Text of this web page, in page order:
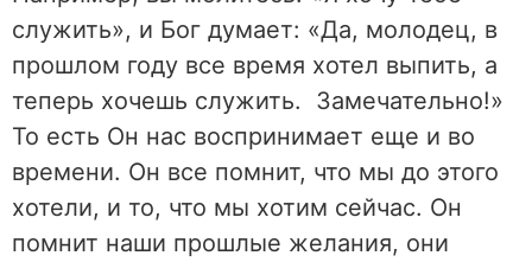
служить», и Бог думает: «Да, молодец, в
прошлом году все время хотел выпить, а
теперь хочешь служить. Замечательно!»
То есть Он нас воспринимает еще и во
времени. Он все помнит, что мы до этого
хотели, и то, что мы хотим сейчас. Он
помнит наши прошлые желания, они